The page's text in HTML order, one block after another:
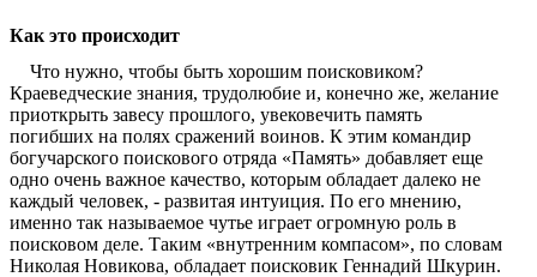
Как это происходит
Что нужно, чтобы быть хорошим поисковиком?
Краеведческие знания, трудолюбие и, конечно же, желание
приоткрыть завесу прошлого, увековечить память
погибших на полях сражений воинов. К этим командир
богучарского поискового отряда «Память» добавляет еще
одно очень важное качество, которым обладает далеко не
каждый человек, - развитая интуиция. По его мнению,
именно так называемое чутье играет огромную роль в
поисковом деле. Таким «внутренним компасом», по словам
Николая Новикова, обладает поисковик Геннадий Шкурин.